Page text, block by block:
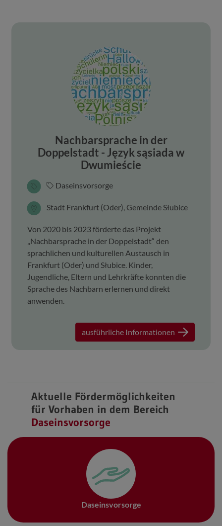
Nachbarsprache in der
Doppelstadt - Język sąsiada w
Dwumieście
Daseinsvorsorge
Stadt Frankfurt (Oder), Gemeinde Słubice
Von 2020 bis 2023 förderte das Projekt
„Nachbarsprache in der Doppelstadt“ den
sprachlichen und kulturellen Austausch in
Frankfurt (Oder) und Słubice. Kinder,
Jugendliche, Eltern und Lehrkräfte konnten die
Sprache des Nachbarn erlernen und direkt
anwenden.
ausführliche Informationen
Aktuelle Fördermöglichkeiten
für Vorhaben in dem Bereich
Daseinsvorsorge
Daseinsvorsorge